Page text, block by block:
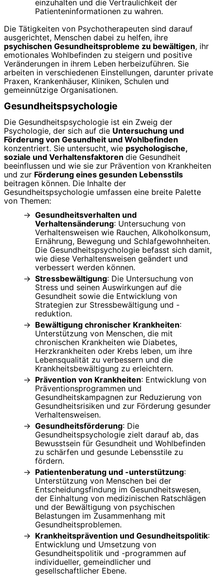
einzuhalten und die Vertraulichkeit der
Patienteninformationen zu wahren.
Die Tätigkeiten von Psychotherapeuten sind darauf
ausgerichtet, Menschen dabei zu helfen, ihre
psychischen Gesundheitsprobleme zu bewältigen, ihr
emotionales Wohlbefinden zu steigern und positive
Veränderungen in ihrem Leben herbeizuführen. Sie
arbeiten in verschiedenen Einstellungen, darunter private
Praxen, Krankenhäuser, Kliniken, Schulen und
gemeinnützige Organisationen.
Gesundheitspsychologie
Die Gesundheitspsychologie ist ein Zweig der
Psychologie, der sich auf die Untersuchung und
Förderung von Gesundheit und Wohlbefinden
konzentriert. Sie untersucht, wie psychologische,
soziale und Verhaltensfaktoren die Gesundheit
beeinflussen und wie sie zur Prävention von Krankheiten
und zur Förderung eines gesunden Lebensstils
beitragen können. Die Inhalte der
Gesundheitspsychologie umfassen eine breite Palette
von Themen:
Gesundheitsverhalten und
Verhaltensänderung: Untersuchung von
Verhaltensweisen wie Rauchen, Alkoholkonsum,
Ernährung, Bewegung und Schlafgewohnheiten.
Die Gesundheitspsychologie befasst sich damit,
wie diese Verhaltensweisen geändert und
verbessert werden können.
Stressbewältigung: Die Untersuchung von
Stress und seinen Auswirkungen auf die
Gesundheit sowie die Entwicklung von
Strategien zur Stressbewältigung und -
reduktion.
Bewältigung chronischer Krankheiten:
Unterstützung von Menschen, die mit
chronischen Krankheiten wie Diabetes,
Herzkrankheiten oder Krebs leben, um ihre
Lebensqualität zu verbessern und die
Krankheitsbewältigung zu erleichtern.
Prävention von Krankheiten: Entwicklung von
Präventionsprogrammen und
Gesundheitskampagnen zur Reduzierung von
Gesundheitsrisiken und zur Förderung gesunder
Verhaltensweisen.
Gesundheitsförderung: Die
Gesundheitspsychologie zielt darauf ab, das
Bewusstsein für Gesundheit und Wohlbefinden
zu schärfen und gesunde Lebensstile zu
fördern.
Patientenberatung und -unterstützung:
Unterstützung von Menschen bei der
Entscheidungsfindung im Gesundheitswesen,
der Einhaltung von medizinischen Ratschlägen
und der Bewältigung von psychischen
Belastungen im Zusammenhang mit
Gesundheitsproblemen.
Krankheitsprävention und Gesundheitspolitik:
Entwicklung und Umsetzung von
Gesundheitspolitik und -programmen auf
individueller, gemeindlicher und
gesellschaftlicher Ebene.